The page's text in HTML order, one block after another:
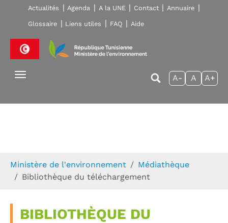
Skip to main navigation
Aller au contenu principal
Skip to page footer
Actualités Agenda A la UNE Contact Annuaire
Glossaire Liens utiles FAQ Aide
A- A A+
Ministère de l'environnement
Médiathèque
Bibliothèque du téléchargement
BIBLIOTHÈQUE DU